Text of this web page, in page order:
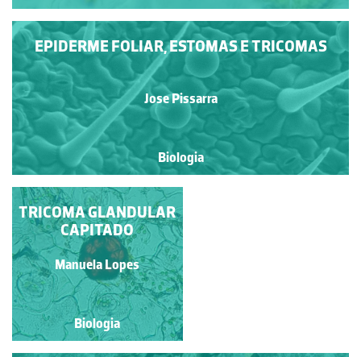
EPIDERME FOLIAR, ESTOMAS E TRICOMAS
Jose Pissarra
Biologia
EPIDERME DA
PAGINA INFERIOR DE
FOLHA DE ORQUÍDEA
Manuela Lopes
Biologia
TRICOMA GLANDULAR
CAPITADO
Manuela Lopes
Biologia